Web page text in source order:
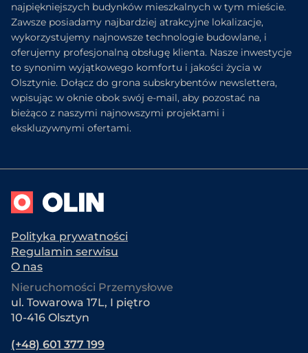
najpiękniejszych budynków mieszkalnych w tym mieście.
Zawsze posiadamy najbardziej atrakcyjne lokalizacje,
wykorzystujemy najnowsze technologie budowlane, i
oferujemy profesjonalną obsługę klienta. Nasze inwestycje
to synonim wyjątkowego komfortu i jakości życia w
Olsztynie. Dołącz do grona subskrybentów newslettera,
wpisując w oknie obok swój e-mail, aby pozostać na
bieżąco z naszymi najnowszymi projektami i
ekskluzywnymi ofertami.
Polityka prywatności
Regulamin serwisu
O nas
Nieruchomości Przemysłowe
ul. Towarowa 17L, I piętro
10-416 Olsztyn
(+48) 601 377 199